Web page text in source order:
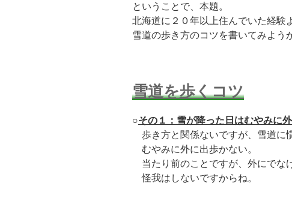
ということで、本題。
北海道に２０年以上住んでいた経験
雪道の歩き方のコツを書いてみよう
雪道を歩くコツ
○その１：雪が降った日はむやみに
歩き方と関係ないですが、雪道に
むやみに外に出歩かない。
当たり前のことですが、外にでな
怪我はしないですからね。